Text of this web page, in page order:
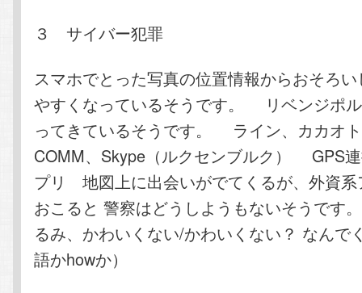
３ サイバー犯罪
スマホでとった写真の位置情報からおそろ
やすくなっているそうです。 リベンジポ
ってきているそうです。 ライン、カカオ
COMM、Skype（ルクセンブルク） GPS
プリ 地図上に出会いがでてくるが、外資系
おこると 警察はどうしようもないそうで
るみ、かわいくない/かわいくない？ なん
語かhowか）